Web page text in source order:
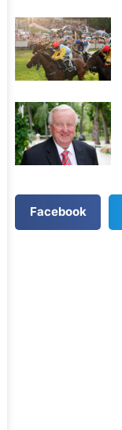
Facebook